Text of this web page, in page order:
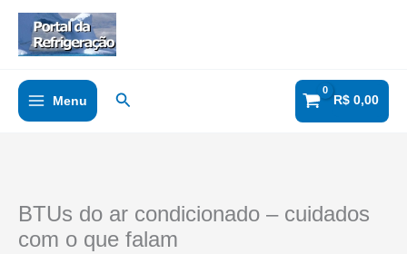
Menu Pesquisar R$0,00
BTUs do ar condicionado – cuidados
com o que falam